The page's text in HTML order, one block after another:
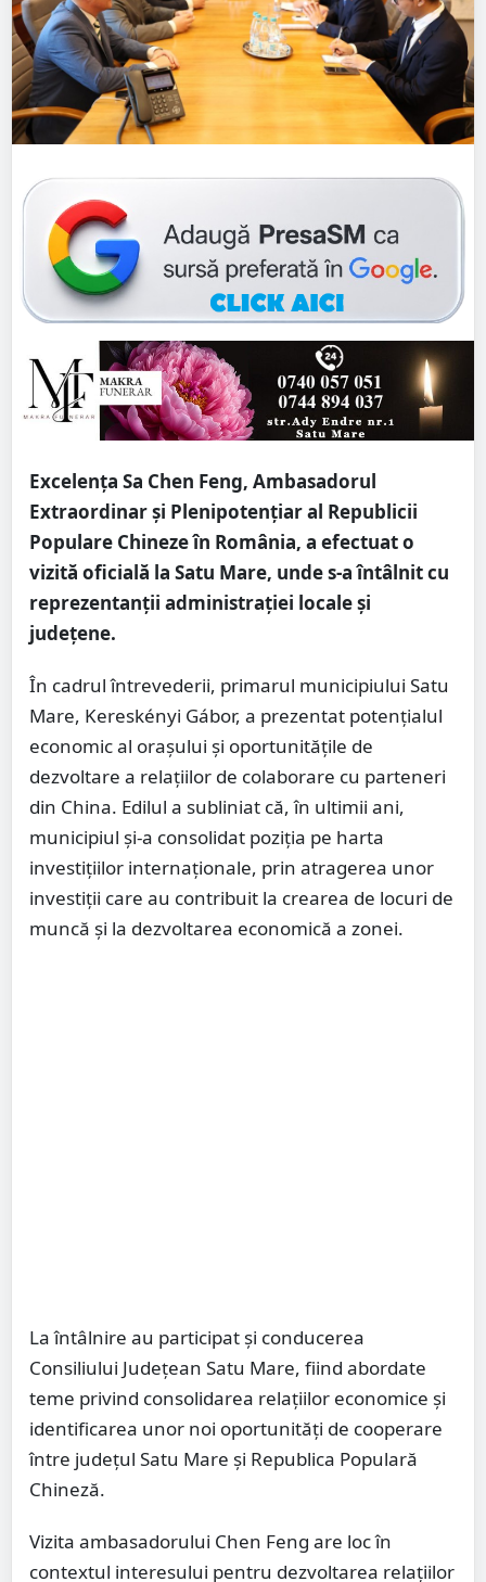
Excelența Sa Chen Feng, Ambasadorul
Extraordinar și Plenipotențiar al Republicii
Populare Chineze în România, a efectuat o
vizită oficială la Satu Mare, unde s-a întâlnit cu
reprezentanții administrației locale și
județene.
În cadrul întrevederii, primarul municipiului Satu
Mare, Kereskényi Gábor, a prezentat potențialul
economic al orașului și oportunitățile de
dezvoltare a relațiilor de colaborare cu parteneri
din China. Edilul a subliniat că, în ultimii ani,
municipiul și-a consolidat poziția pe harta
investițiilor internaționale, prin atragerea unor
investiții care au contribuit la crearea de locuri de
muncă și la dezvoltarea economică a zonei.
La întâlnire au participat și conducerea
Consiliului Județean Satu Mare, fiind abordate
teme privind consolidarea relațiilor economice și
identificarea unor noi oportunități de cooperare
între județul Satu Mare și Republica Populară
Chineză.
Vizita ambasadorului Chen Feng are loc în
contextul interesului pentru dezvoltarea relațiilor